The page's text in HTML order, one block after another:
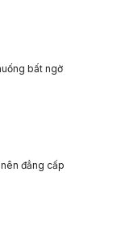
bất ngờ
đẳng cấp